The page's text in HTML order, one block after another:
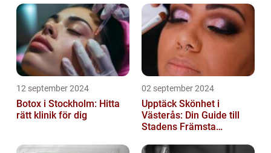
12 september 2024
Botox i Stockholm: Hitta
rätt klinik för dig
02 september 2024
Upptäck Skönhet i
Västerås: Din Guide till
Stadens Främsta